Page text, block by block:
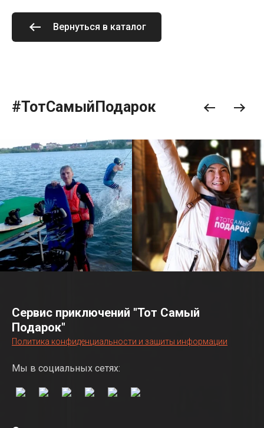
Вернуться в каталог
#ТотСамыйПодарок
Сервис приключений "Тот Самый
Подарок"
Политика конфиденциальности и защиты информации
Мы в социальных сетях: